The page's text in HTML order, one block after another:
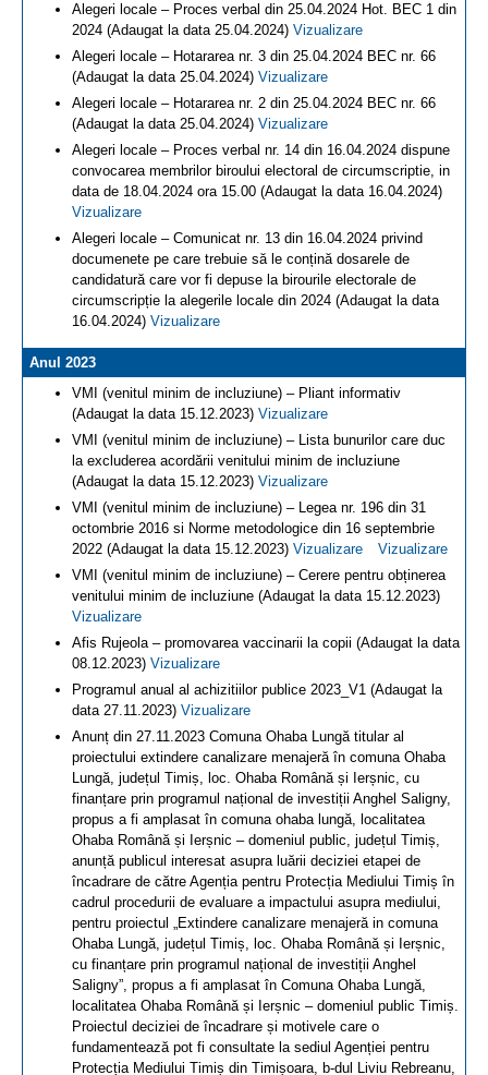
Alegeri locale – Proces verbal din 25.04.2024 Hot. BEC 1 din
2024 (Adaugat la data 25.04.2024) Vizualizare
Alegeri locale – Hotararea nr. 3 din 25.04.2024 BEC nr. 66
(Adaugat la data 25.04.2024) Vizualizare
Alegeri locale – Hotararea nr. 2 din 25.04.2024 BEC nr. 66
(Adaugat la data 25.04.2024) Vizualizare
Alegeri locale – Proces verbal nr. 14 din 16.04.2024 dispune
convocarea membrilor biroului electoral de circumscriptie, in
data de 18.04.2024 ora 15.00 (Adaugat la data 16.04.2024)
Vizualizare
Alegeri locale – Comunicat nr. 13 din 16.04.2024 privind
documenete pe care trebuie să le conțină dosarele de
candidatură care vor fi depuse la birourile electorale de
circumscripție la alegerile locale din 2024 (Adaugat la data
16.04.2024) Vizualizare
Anul 2023
VMI (venitul minim de incluziune) – Pliant informativ
(Adaugat la data 15.12.2023) Vizualizare
VMI (venitul minim de incluziune) – Lista bunurilor care duc
la excluderea acordării venitului minim de incluziune
(Adaugat la data 15.12.2023) Vizualizare
VMI (venitul minim de incluziune) – Legea nr. 196 din 31
octombrie 2016 si Norme metodologice din 16 septembrie
2022 (Adaugat la data 15.12.2023) Vizualizare
Vizualizare
VMI (venitul minim de incluziune) – Cerere pentru obținerea
venitului minim de incluziune (Adaugat la data 15.12.2023)
Vizualizare
Afis Rujeola – promovarea vaccinarii la copii (Adaugat la data
08.12.2023) Vizualizare
Programul anual al achizitiilor publice 2023_V1 (Adaugat la
data 27.11.2023) Vizualizare
Anunț din 27.11.2023 Comuna Ohaba Lungă titular al
proiectului extindere canalizare menajeră în comuna Ohaba
Lungă, județul Timiș, loc. Ohaba Română și Ierșnic, cu
finanțare prin programul național de investiții Anghel Saligny,
propus a fi amplasat în comuna ohaba lungă, localitatea
Ohaba Română și Ierșnic – domeniul public, județul Timiș,
anunță publicul interesat asupra luării deciziei etapei de
încadrare de către Agenția pentru Protecția Mediului Timiș în
cadrul procedurii de evaluare a impactului asupra mediului,
pentru proiectul „Extindere canalizare menajeră in comuna
Ohaba Lungă, județul Timiș, loc. Ohaba Română și Ierșnic,
cu finanțare prin programul național de investiții Anghel
Saligny”, propus a fi amplasat în Comuna Ohaba Lungă,
localitatea Ohaba Română și Ierșnic – domeniul public Timiș.
Proiectul deciziei de încadrare și motivele care o
fundamentează pot fi consultate la sediul Agenției pentru
Protecția Mediului Timiș din Timișoara, b-dul Liviu Rebreanu,